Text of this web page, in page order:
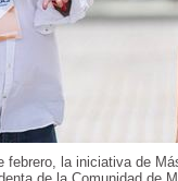
febrero, la iniciativa de